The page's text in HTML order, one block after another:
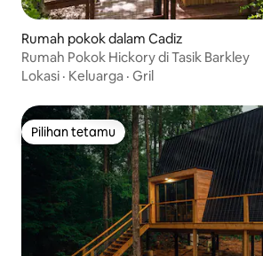
Rumah pokok dalam Cadiz
Rumah Pokok Hickory di Tasik Barkley
Lokasi · Keluarga · Gril
Pilihan tetamu
Pilihan tetamu